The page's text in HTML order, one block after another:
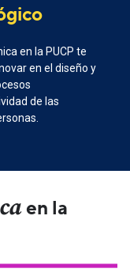
en la PUCP te
en el diseño y
de las
en la